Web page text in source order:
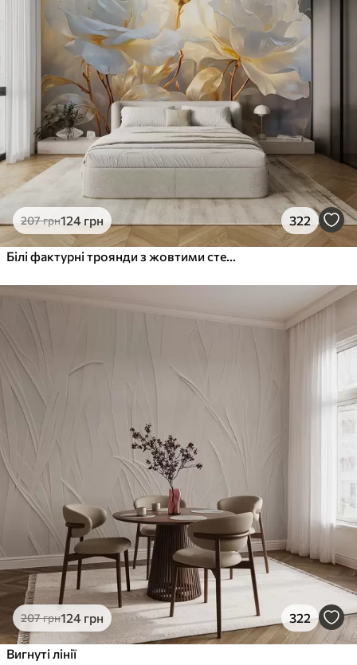
207грн124 грн 322
207грн124 грн 322
Вигнуті лінії